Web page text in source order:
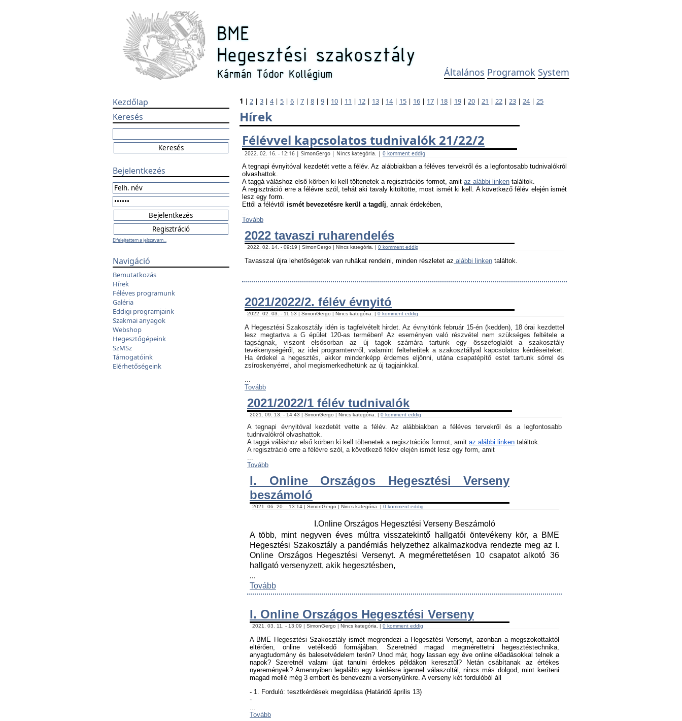
Általános Programok System
Kezdőlap
Keresés
Bejelentkezés
Elfelejtettem a jelszavam...
Navigáció
Bemutatkozás
Hírek
Féléves programunk
Galéria
Eddigi programjaink
Szakmai anyagok
Webshop
Hegesztőgépeink
SzMSz
Támogatóink
Elérhetőségeink
1 | 2 | 3 | 4| 5 | 6 | 7 | 8 | 9 | 10 | 11 | 12 | 13 | 14| 15 | 16 | 17 | 18 | 19 | 20 | 21 | 22 | 23 | 24| 25
Hírek
Félévvel kapcsolatos tudnivalók 21/22/2
2022. 02. 16. - 12:16 | SimonGergo | Nincs kategória. | 0 komment eddig
A tegnapi évnyitóval kezdetét vette a félév. Az alábbiakban a féléves tervekről és a legfontosabb tudnivalókról
olvashattok.
A taggá váláshoz első körben ki kell töltenetek a regisztrációs formot, amit az alábbi linken találtok.
A regisztráció erre a félévre szól, tehát aki tavaly kitöltötte, most ismét ki kell. A következő félév elején ismét
lesz egy form.
Ettől a félévtől ismét bevezetésre kerül a tagdíj, annak érdekében,
...
Tovább
2022 tavaszi ruharendelés
2022. 02. 14. - 09:19 | SimonGergo | Nincs kategória. | 0 komment eddig
Tavasszal újra lehetőségetek van ruhákat rendelni, minden részletet az alábbi linken találtok.
2021/2022/2. félév évnyitó
2022. 02. 03. - 11:53 | SimonGergo | Nincs kategória. | 0 komment eddig
A Hegesztési Szakosztály idén is tagfelvételt hirdet. Az évnyitónk február 15-én (kedden), 18 órai kezdettel
lesz megtartva a G épület 120-as termében! Az eseményen való részvétel nem szükséges feltétele a
tagságnak, viszont elsősorban az új tagok számára tartunk egy összefoglalót a szakosztály
tevékenységéről, az idei programtervről, valamint feltehetitek a szakosztállyal kapcsolatos kérdéseiteket.
Ha érdekel a hegesztés, akkor mindenképp érdemes eljönni, utána csapatépítő estet tartunk sörrel és
zsíroskenyérrel, ahol megismerkedhetünk az új tagjainkkal.
...
Tovább
2021/2022/1 félév tudnivalók
2021. 09. 13. - 14:43 | SimonGergo | Nincs kategória. | 0 komment eddig
A tegnapi évnyitóval kezdetét vette a félév. Az alábbiakban a féléves tervekről és a legfontosabb
tudnivalókról olvashattok.
A taggá váláshoz első körben ki kell töltenetek a regisztrációs formot, amit az alábbi linken találtok.
A regisztráció erre a félévre szól, a következő félév elején ismét lesz egy form, amit
...
Tovább
I. Online Országos Hegesztési Verseny
beszámoló
2021. 06. 20. - 13:14 | SimonGergo | Nincs kategória. | 0 komment eddig
I.Online Országos Hegesztési Verseny Beszámoló
A több, mint negyven éves múltra visszatekintő hallgatói öntevékeny kör, a BME
Hegesztési Szakosztály a pandémiás helyzethez alkalmazkodva rendezte meg az I.
Online Országos Hegesztési Versenyt. A megmérettetésen 10 csapatot alkotó 36
hallgató versenyzett, akik hegesztésben,
...
Tovább
I. Online Országos Hegesztési Verseny
2021. 03. 11. - 13:09 | SimonGergo | Nincs kategória. | 0 komment eddig
A BME Hegesztési Szakosztály ismét megrendezi a Hegesztési Versenyt, azonban a megszokottaktól
eltérően, online vetélkedő formájában. Szeretnéd magad megmérettetni hegesztéstechnika,
anyagtudomány és balesetvédelem terén? Unod már, hogy lassan egy éve online előadásokkal telnek a
napok? Szeretnél valami újat tanulni érdekes példákon keresztül? Netán csábítanak az értékes
nyeremények? Amennyiben legalább egy kérdésre igennel válaszoltál, nincs más dolgod, mint keríteni
magad mellé még 3 embert és benevezni a versenyünkre. A verseny két fordulóból áll
- 1. Forduló: tesztkérdések megoldása (Határidő április 13)
-
...
Tovább